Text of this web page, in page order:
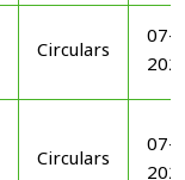
Circulars
07-
Circulars
07-